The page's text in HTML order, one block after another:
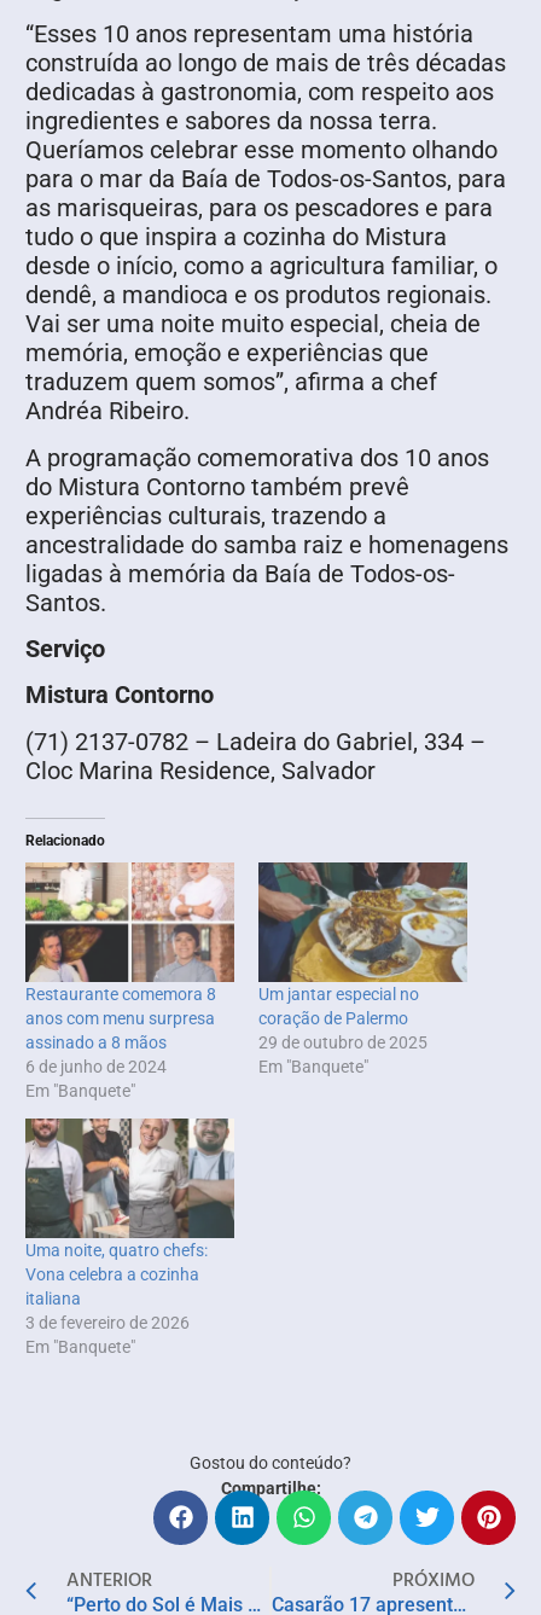
“Esses 10 anos representam uma história
construída ao longo de mais de três décadas
dedicadas à gastronomia, com respeito aos
ingredientes e sabores da nossa terra.
Queríamos celebrar esse momento olhando
para o mar da Baía de Todos-os-Santos, para
as marisqueiras, para os pescadores e para
tudo o que inspira a cozinha do Mistura
desde o início, como a agricultura familiar, o
dendê, a mandioca e os produtos regionais.
Vai ser uma noite muito especial, cheia de
memória, emoção e experiências que
traduzem quem somos”, afirma a chef
Andréa Ribeiro.
A programação comemorativa dos 10 anos
do Mistura Contorno também prevê
experiências culturais, trazendo a
ancestralidade do samba raiz e homenagens
ligadas à memória da Baía de Todos-os-
Santos.
Serviço
Mistura Contorno
(71) 2137-0782 – Ladeira do Gabriel, 334 –
Cloc Marina Residence, Salvador
Relacionado
Restaurante comemora 8
anos com menu surpresa
assinado a 8 mãos
6 de junho de 2024
Em "Banquete"
Um jantar especial no
coração de Palermo
29 de outubro de 2025
Em "Banquete"
Uma noite, quatro chefs:
Vona celebra a cozinha
italiana
3 de fevereiro de 2026
Em "Banquete"
Gostou do conteúdo?
Compartilhe:
ANTERIOR
“Perto do Sol é Mais Claro”, filme de Reginaldo Faria, estreia nos cinemas nesta quinta (14)
PRÓXIMO
Casarão 17 apresenta novo menu no Restaurant Week com assinatura de Ricardo Vallari